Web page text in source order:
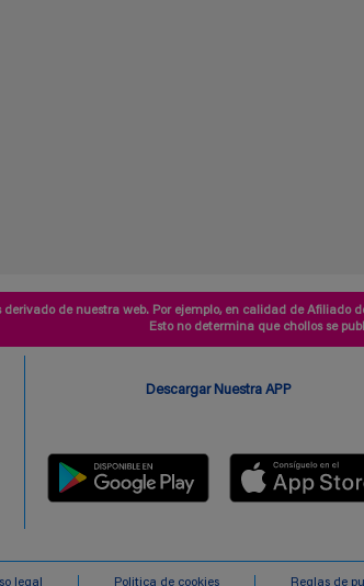
de nuestra web. Por ejemplo, en calidad de Afiliado
Esto no determina que chollos se
Descargar Nuestra APP
legal Politica de cookies Reglas de